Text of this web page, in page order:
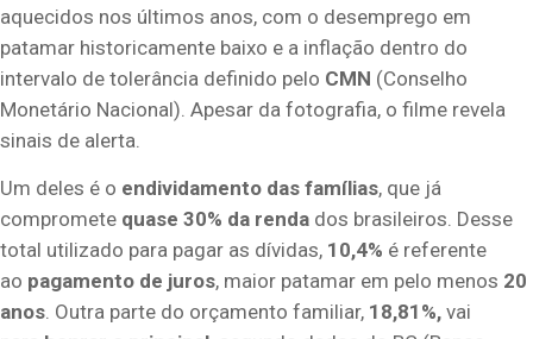
aquecidos nos últimos anos, com o desemprego em
patamar historicamente baixo e a inflação dentro do
intervalo de tolerância definido pelo CMN (Conselho
Monetário Nacional). Apesar da fotografia, o filme revela
sinais de alerta.
Um deles é o endividamento das famílias, que já
compromete quase 30% da renda dos brasileiros. Desse
total utilizado para pagar as dívidas, 10,4% é referente
ao pagamento de juros, maior patamar em pelo menos 20
anos. Outra parte do orçamento familiar, 18,81%, vai